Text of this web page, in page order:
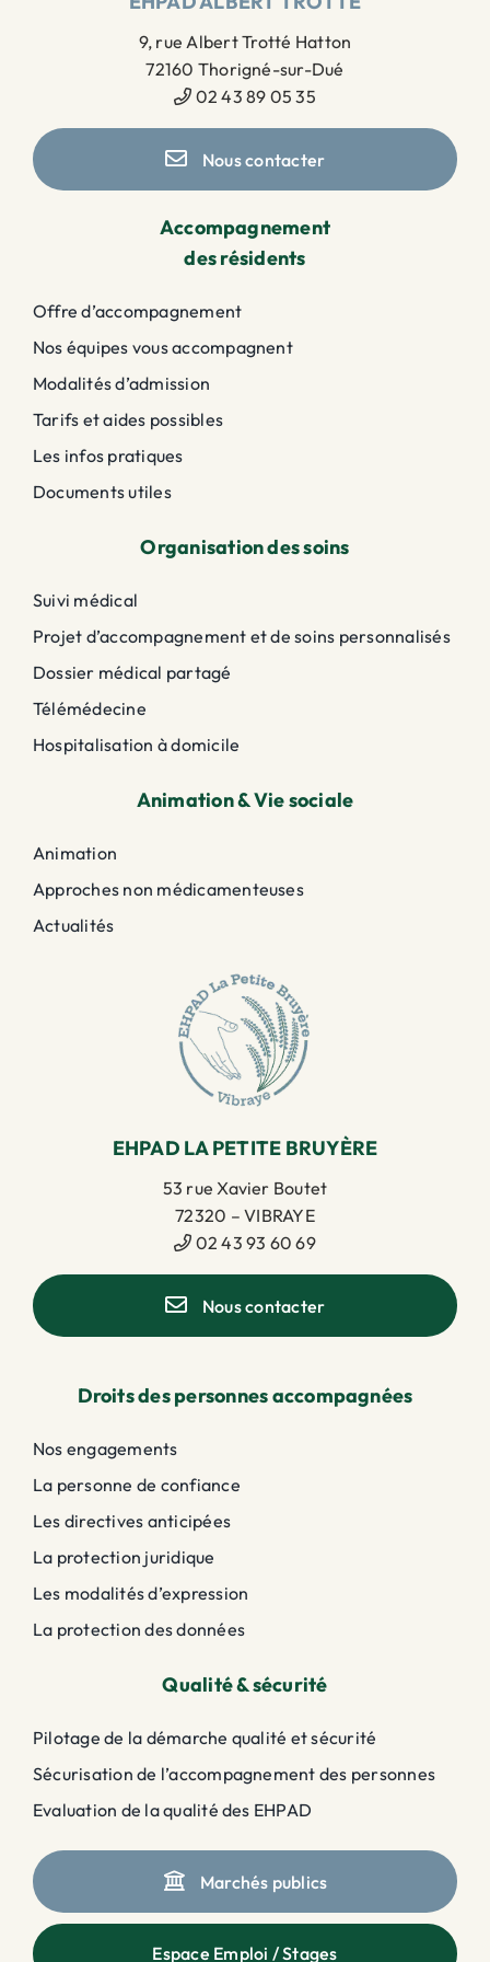
9, rue Albert Trotté Hatton
72160 Thorigné-sur-Dué
02 43 89 05 35
Nous contacter
Accompagnement
des résidents
Offre d’accompagnement
Nos équipes vous accompagnent
Modalités d’admission
Tarifs et aides possibles
Les infos pratiques
Documents utiles
Organisation des soins
Suivi médical
Projet d’accompagnement et de soins personnalisés
Dossier médical partagé
Télémédecine
Hospitalisation à domicile
Animation & Vie sociale
Animation
Approches non médicamenteuses
Actualités
EHPAD LA PETITE BRUYÈRE
53 rue Xavier Boutet
72320 – VIBRAYE
02 43 93 60 69
Nous contacter
Droits des personnes accompagnées
Nos engagements
La personne de confiance
Les directives anticipées
La protection juridique
Les modalités d’expression
La protection des données
Qualité & sécurité
Pilotage de la démarche qualité et sécurité
Sécurisation de l’accompagnement des personnes
Evaluation de la qualité des EHPAD
Marchés publics
Espace Emploi / Stages